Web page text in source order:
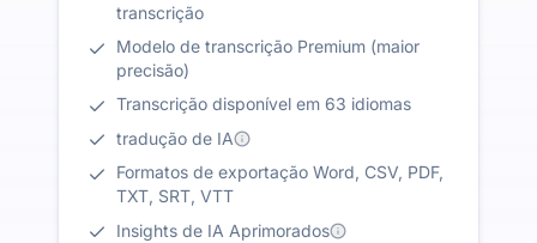
transcrição
Modelo de transcrição Premium (maior
precisão)
Transcrição disponível em 63 idiomas
tradução de IA
Formatos de exportação Word, CSV, PDF,
TXT, SRT, VTT
Insights de IA Aprimorados